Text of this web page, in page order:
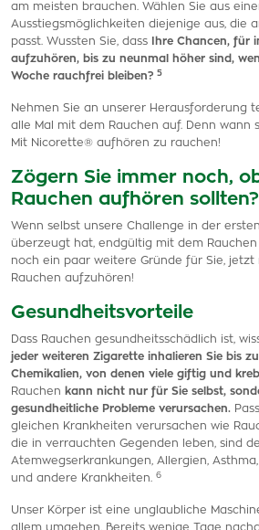
am meisten brauchen. Wählen Sie aus
Ausstiegsmöglichkeiten diejenige aus, die
passt. Wussten Sie, dass
Ihre Chancen, für
aufzuhören, bis zu neunmal höher sind,
Woche rauchfrei bleiben? 5
Nehmen Sie an unserer Herausforderung
alle Mal mit dem Rauchen auf. Denn wann
Mit Nicorette® aufhören zu rauchen!
Zögern Sie immer noch,
Rauchen aufhören sollten?
Wenn selbst unsere Challenge in der
überzeugt hat, endgültig mit dem
noch ein paar weitere Gründe für Sie,
Rauchen aufzuhören!
Gesundheitsvorteile
Dass Rauchen gesundheitsschädlich ist,
jeder weiteren Zigarette inhalieren Sie bis
Chemikalien, von denen viele giftig und
Rauchen kann nicht nur für Sie selbst,
gesundheitliche Probleme verursachen.
gleichen Krankheiten verursachen wie
die in verrauchten Gegenden leben, sind
Atemwegserkrankungen, Allergien,
und andere Krankheiten.
6
Unser Körper ist eine unglaubliche
allem umgehen. Bereits wenige Tage